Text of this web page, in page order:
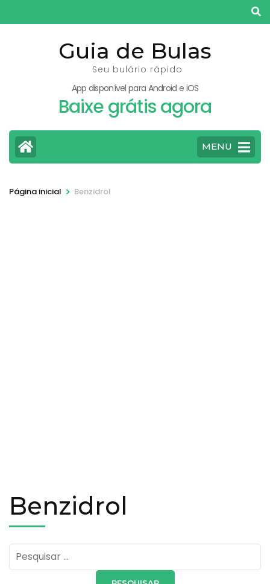
para
Guia de Bulas
Seu bulário rápido
App disponível para Android e iOS
Baixe grátis agora
MENU
Página inicial > Benzidrol
Benzidrol
Pesquisar
por: